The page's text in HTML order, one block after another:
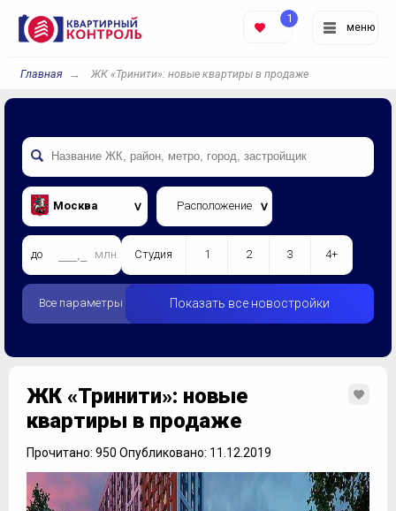
меню
1
Главная ЖК «Тринити»: новые квартиры в продаже
Москва Расположение
до млн. Студия 1 2 3 4+
Все параметры Показать все новостройки
ЖК «Тринити»: новые
квартиры в продаже
Прочитано: 950 Опубликовано: 11.12.2019